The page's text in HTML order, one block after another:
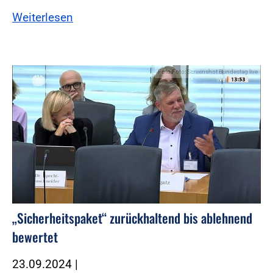
Weiterlesen
Foto:Foto: Screenshot Bundestag live
„Sicherheitspaket“ zurückhaltend bis ablehnend
bewertet
23.09.2024 |